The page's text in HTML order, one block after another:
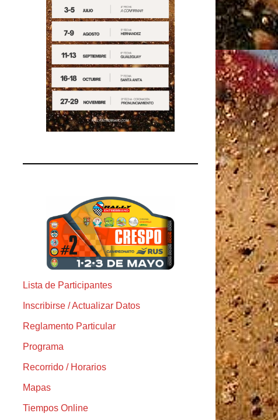
Lista de Participantes
Inscribirse / Actualizar Datos
Reglamento Particular
Programa
Recorrido / Horarios
Mapas
Tiempos Online